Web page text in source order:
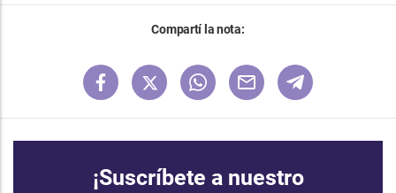
Compartí la nota:
¡Suscríbete a nuestro